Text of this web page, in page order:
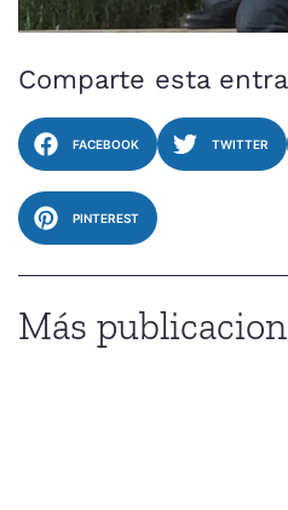
Comparte esta
FACEBOOK TWITTER
PINTEREST
Más